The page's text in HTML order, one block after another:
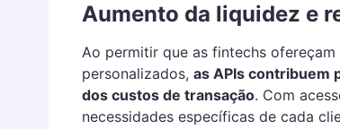
Aumento da liquidez e
Ao permitir que as fintechs
personalizados, as APIs contribuem
dos custos de transação. Com
necessidades específicas de cada